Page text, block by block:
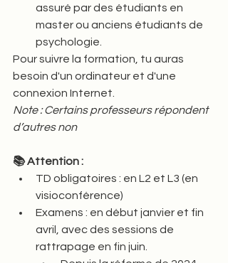
assuré par des étudiants en
master ou anciens étudiants de
psychologie.
Pour suivre la formation, tu auras
besoin d'un ordinateur et d'une
connexion Internet.
Note : Certains professeurs répondent
d’autres non
📚 Attention :
TD obligatoires : en L2 et L3 (en
visioconférence)
Examens : en début janvier et fin
avril, avec des sessions de
rattrapage en fin juin.